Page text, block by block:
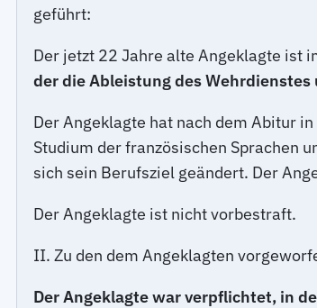
geführt:
Der jetzt 22 Jahre alte Angeklagte ist
der die Ableistung des
Der Angeklagte hat nach dem Abitur
Studium der französischen Sprachen
sich sein Berufsziel geändert. Der
Der Angeklagte ist nicht vorbestraft.
II. Zu den dem Angeklagten
Der Angeklagte war verpflichtet, in